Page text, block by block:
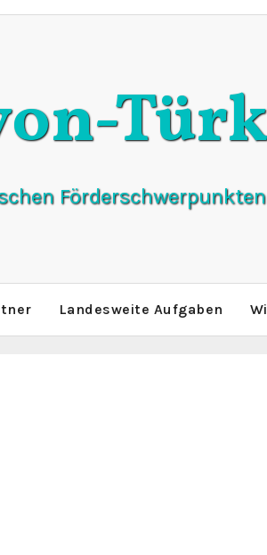
Landesweite Aufgaben